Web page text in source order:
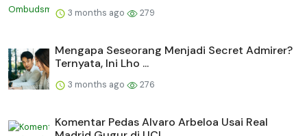
3 months ago 279
Mengapa Seseorang Menjadi Secret Admirer?
Ternyata, Ini Lho ...
3 months ago 276
Komentar Pedas Alvaro Arbeloa Usai Real